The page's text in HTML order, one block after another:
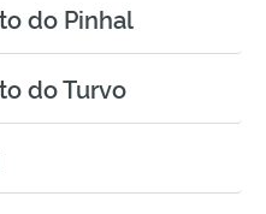
do Pinhal
do Turvo